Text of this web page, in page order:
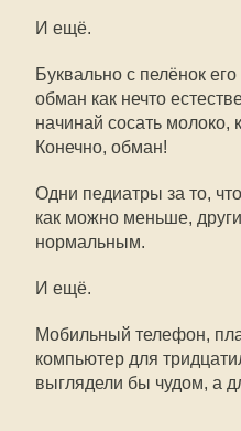
И ещё.
Буквально с пелёнок
обман как нечто
начинай сосать молоко,
Конечно, обман!
Одни педиатры за то,
как можно меньше,
нормальным.
И ещё.
Мобильный телефон,
компьютер для
выглядели бы чудом, а